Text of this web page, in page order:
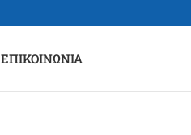
ΕΠΙΚΟΙΝΩΝΊΑ